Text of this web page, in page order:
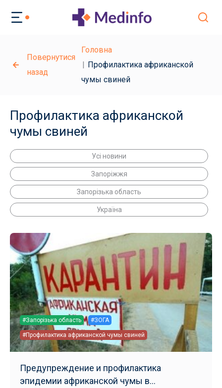
Повернутися
назад
Головна
Профилактика африканской
чумы свиней
Профилактика африканской
чумы свиней
Усі новини
Запоріжжя
Запорізька область
Україна
#Запорізька область #ЗОГА
#Профилактика африканской чумы свиней
Предупреждение и профилактика
эпидемии африканской чумы в